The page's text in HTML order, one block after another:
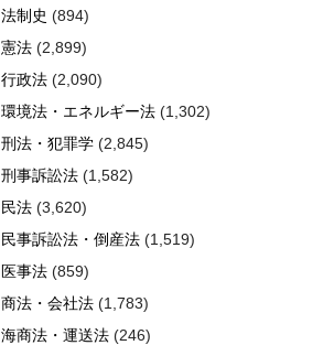
法制史 (894)
憲法 (2,899)
行政法 (2,090)
環境法・エネルギー法 (1,302)
刑法・犯罪学 (2,845)
刑事訴訟法 (1,582)
民法 (3,620)
民事訴訟法・倒産法 (1,519)
医事法 (859)
商法・会社法 (1,783)
海商法・運送法 (246)